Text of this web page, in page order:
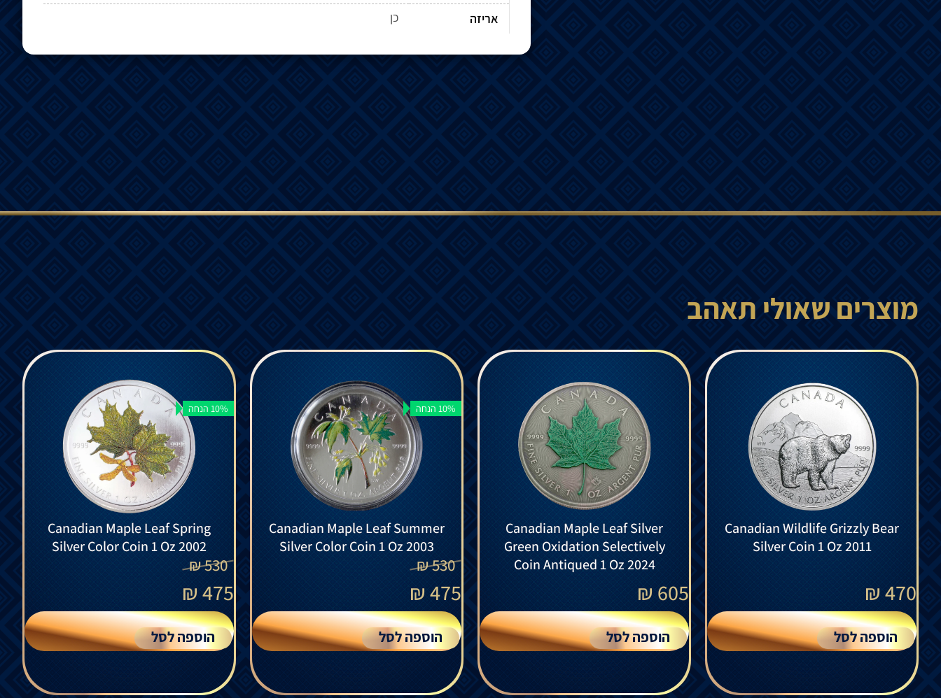
אריזה
כן
מוצרים שאולי תאהב
Canadian Wildlife Grizzly Bear
Silver Coin 1 Oz 2011
470
₪
הוספה לסל
Canadian Maple Leaf Silver
Green Oxidation Selectively
Coin Antiqued 1 Oz 2024
605
₪
הוספה לסל
10% הנחה
Canadian Maple Leaf Summer
Silver Color Coin 1 Oz 2003
530
₪
475
₪
הוספה לסל
10% הנחה
Canadian Maple Leaf Spring
Silver Color Coin 1 Oz 2002
530
₪
475
₪
הוספה לסל